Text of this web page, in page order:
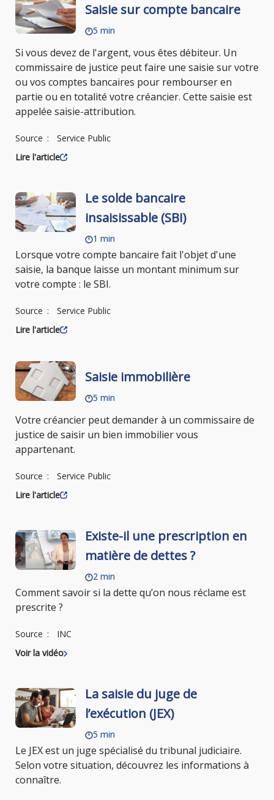
Saisie sur compte bancaire
5 min
Si vous devez de l'argent, vous êtes débiteur. Un
commissaire de justice peut faire une saisie sur votre
ou vos comptes bancaires pour rembourser en
partie ou en totalité votre créancier. Cette saisie est
appelée saisie-attribution.
Source
Service Public
Lire l'article
Le solde bancaire
insaisissable (SBI)
1 min
Lorsque votre compte bancaire fait l'objet d'une
saisie, la banque laisse un montant minimum sur
votre compte : le SBI.
Source
Service Public
Lire l'article
Saisie immobilière
5 min
Votre créancier peut demander à un commissaire de
justice de saisir un bien immobilier vous
appartenant.
Source
Service Public
Lire l'article
Existe-il une prescription en
matière de dettes ?
2 min
Comment savoir si la dette qu’on nous réclame est
prescrite ?
Source
INC
Voir la vidéo
La saisie du juge de
l’exécution (JEX)
5 min
Le JEX est un juge spécialisé du tribunal judiciaire.
Selon votre situation, découvrez les informations à
connaître.